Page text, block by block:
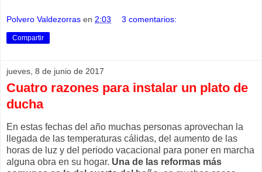
Polvero Valdezorras en 2:03 3 comentarios:
Compartir
jueves, 8 de junio de 2017
Cuatro razones para instalar un plato de
ducha
En estas fechas del año muchas personas aprovechan la
llegada de las temperaturas cálidas, del aumento de las
horas de luz y del periodo vacacional para poner en marcha
alguna obra en su hogar. Una de las reformas más